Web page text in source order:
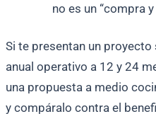
no es un “compra y
Si te presentan un
anual operativo a 12 y 24
una propuesta a medio
y compáralo contra el